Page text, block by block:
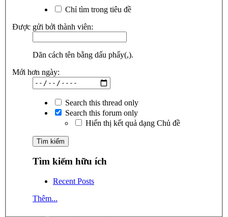
Chỉ tìm trong tiêu đề
Được gửi bởi thành viên:
Dãn cách tên bằng dấu phẩy(,).
Mới hơn ngày:
Search this thread only
Search this forum only
Hiển thị kết quả dạng Chủ đề
Tìm kiếm hữu ích
Recent Posts
Thêm...